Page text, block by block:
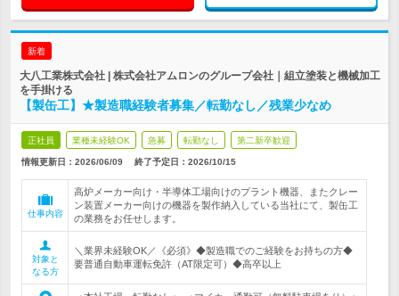
新着
大八工業株式会社 | 株式会社アムロンのグループ会社｜組立塗装と機械加工
を手掛ける
【製缶工】★製造職経験者募集／転勤なし／残業少なめ
正社員 業種未経験OK 急募 転勤なし 第二新卒歓迎
情報更新日：2026/06/09 終了予定日： 2026/10/15
仕事内容
高炉メーカー向け・半導体工場向けのプラント機器、またクレー
ン装置メーカー向けの機器を製作納入している当社にて、製缶工
の業務をお任せします。
対象と
なる方
＼業界未経験OK／《必須》◆製造職でのご経験をお持ちの方◆
要普通自動車運転免許（AT限定可）◆高卒以上